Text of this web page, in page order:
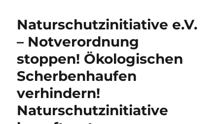
Naturschutzinitiative e.V.
– Notverordnung
stoppen! Ökologischen
Scherbenhaufen
verhindern!
Naturschutzinitiative